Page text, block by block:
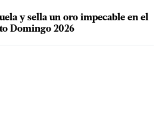
y sella un oro impecable en el
Domingo 2026